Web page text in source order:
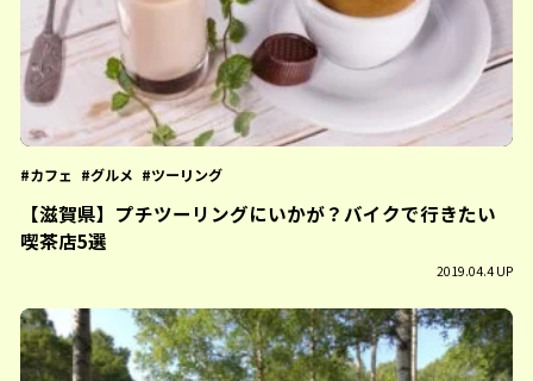
カフェ グルメ ツーリング
【滋賀県】プチツーリングにいかが？バイクで行きたい
喫茶店5選
2019.04.4 UP